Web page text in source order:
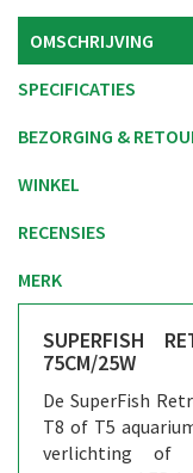
OMSCHRIJVING
SPECIFICATIES
BEZORGING &
WINKEL
RECENSIES
MERK
SUPERFISH
75CM/25W
De SuperFish
T8 of T5
verlichting of